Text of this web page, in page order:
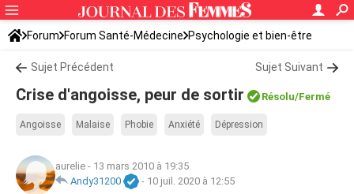
Forum Forum Santé-Médecine Psychologie et bien-être
Sujet Précédent Sujet Suivant
Crise d'angoisse, peur de sortir Résolu/Fermé
Angoisse Malaise Phobie Anxiété Dépression
aurelie - 13 mars 2010 à 19:35
Andy31200
- 10 juil. 2020 à 12:55